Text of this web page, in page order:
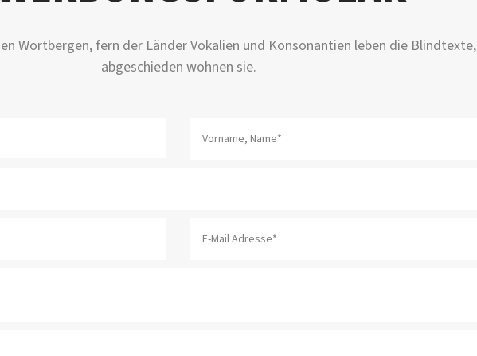
Wortbergen, fern der Länder Vokalien und Konsonantien leben die Blindtexte,
abgeschieden wohnen sie.